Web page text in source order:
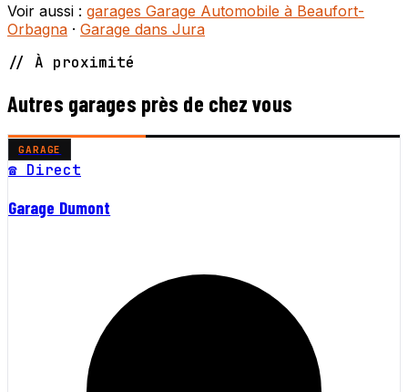
Voir aussi : garages Garage Automobile à Beaufort-
Orbagna · Garage dans Jura
// À proximité
Autres garages près de chez vous
GARAGE
☎ Direct
Garage Dumont